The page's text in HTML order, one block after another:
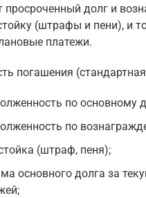
просроченный долг и
(штрафы и пени), и
платежи.
погашения
по основному
по
(штраф, пеня);
основного долга за